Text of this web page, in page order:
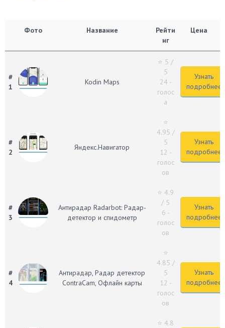
Фото Название
Рейти
нг
Цена
#
1
Kodin Maps
⭐ 5 /
5
24 -
голос
а
Узнать
подробнее
#
2
Яндекс.Навигатор
⭐
4.95 /
5
12 -
голос
ов
Узнать
подробнее
#
3
Антирадар Radarbot: Радар-
детектор и спидометр
⭐ 4.9
/ 5
6 -
голос
ов
Узнать
подробнее
#
4
Антирадар, Радар детектор
ContraCam, Офлайн карты
⭐
4.85 /
5
12 -
голос
ов
Узнать
подробнее
⭐ 4.8